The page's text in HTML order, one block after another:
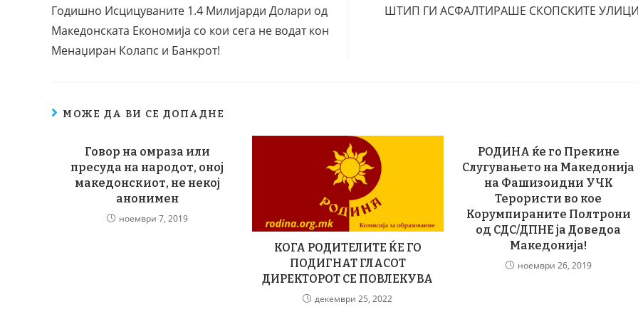
Годишно Исцицуваните 1.4 Милијарди Долари од
Македонската Економија со кои сега не водат кон
Менаџиран Колапс и Банкрот!
ШТИП ГИ АСФАЛТИРАШЕ СКОПСКИТЕ
МОЖЕ ДА ВИ СЕ ДОПАДНЕ
Говор на омраза или
пресуда на народот, оној
македонскиот, не некој
анонимен
ноември 7, 2019
КОГА РОДИТЕЛИТЕ ЌЕ ГО
ПОДИГНАТ ГЛАСОТ
ДИРЕКТОРОТ СЕ ПОВЛЕКУВА
декември 25, 2022
РОДИНА ќе го Прекине
Слугувањето на Македонија
на Фашизоидни УЧК
Терористи во кое
Корумпираните Полтрони
од СДС/ДПНЕ ја Доведоа
Македонија!
ноември 26, 2019